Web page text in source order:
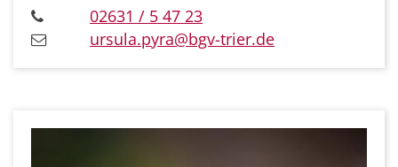
02631 / 5 47 23
ursula.pyra@bgv-trier.de